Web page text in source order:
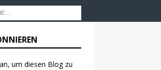
um diesen Blog zu